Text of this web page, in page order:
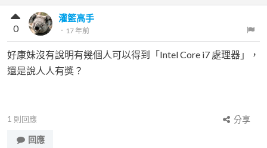
灌籃高手
． 17 年前
0
好康妹沒有說明有幾個人可以得到「Intel Core i7 處理器」，
還是說人人有獎？
1 則回應
分享
回應